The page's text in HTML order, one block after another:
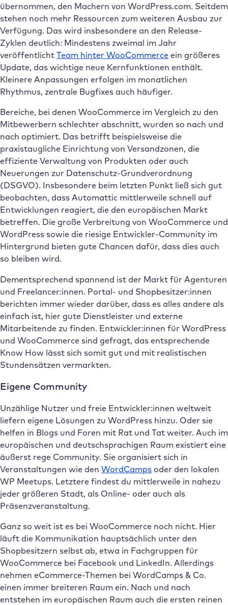
übernommen, den Machern von WordPress.com. Seitdem
stehen noch mehr Ressourcen zum weiteren Ausbau zur
Verfügung. Das wird insbesondere an den Release-
Zyklen deutlich: Mindestens zweimal im Jahr
veröffentlicht Team hinter WooCommerce ein größeres
Update, das wichtige neue Kernfunktionen enthält.
Kleinere Anpassungen erfolgen im monatlichen
Rhythmus, zentrale Bugfixes auch häufiger.
Bereiche, bei denen WooCommerce im Vergleich zu den
Mitbewerbern schlechter abschnitt, wurden so nach und
nach optimiert. Das betrifft beispielsweise die
praxistaugliche Einrichtung von Versandzonen, die
effiziente Verwaltung von Produkten oder auch
Neuerungen zur Datenschutz-Grundverordnung
(DSGVO). Insbesondere beim letzten Punkt ließ sich gut
beobachten, dass Automattic mittlerweile schnell auf
Entwicklungen reagiert, die den europäischen Markt
betreffen. Die große Verbreitung von WooCommerce und
WordPress sowie die riesige Entwickler-Community im
Hintergrund bieten gute Chancen dafür, dass dies auch
so bleiben wird.
Dementsprechend spannend ist der Markt für Agenturen
und Freelancer:innen. Portal- und Shopbesitzer:innen
berichten immer wieder darüber, dass es alles andere als
einfach ist, hier gute Dienstleister und externe
Mitarbeitende zu finden. Entwickler:innen für WordPress
und WooCommerce sind gefragt, das entsprechende
Know How lässt sich somit gut und mit realistischen
Stundensätzen vermarkten.
Eigene Community
Unzählige Nutzer und freie Entwickler:innen weltweit
liefern eigene Lösungen zu WordPress hinzu. Oder sie
helfen in Blogs und Foren mit Rat und Tat weiter. Auch im
europäischen und deutschsprachigen Raum existiert eine
äußerst rege Community. Sie organisiert sich in
Veranstaltungen wie den WordCamps oder den lokalen
WP Meetups. Letztere findest du mittlerweile in nahezu
jeder größeren Stadt, als Online- oder auch als
Präsenzveranstaltung.
Ganz so weit ist es bei WooCommerce noch nicht. Hier
läuft die Kommunikation hauptsächlich unter den
Shopbesitzern selbst ab, etwa in Fachgruppen für
WooCommerce bei Facebook und LinkedIn. Allerdings
nehmen eCommerce-Themen bei WordCamps & Co.
einen immer breiteren Raum ein. Nach und nach
entstehen im europäischen Raum auch die ersten reinen